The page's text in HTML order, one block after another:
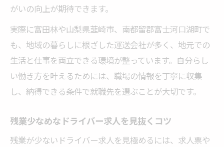
がいの向上が期待できます。
実際に富田林や山梨県韮崎市、南都留郡富士河口湖町で
も、地域の暮らしに根ざした運送会社が多く、地元での
生活と仕事を両立できる環境が整っています。自分らし
い働き方を叶えるためには、職場の情報を丁寧に収集
し、納得できる条件で就職先を選ぶことが大切です。
残業少なめなドライバー求人を見抜くコツ
残業が少ないドライバー求人を見極めるには、求人票や